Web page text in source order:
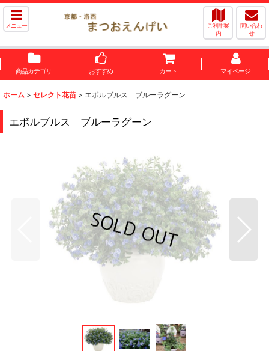
メニュー
ご利用案
内
問い合わ
せ
商品カテゴリ おすすめ カート マイページ
ホーム > セレクト花苗 > エボルブルス ブルーラグーン
エボルブルス ブルーラグーン